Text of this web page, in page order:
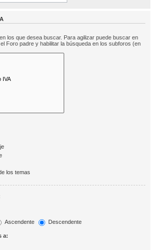
los que desea buscar. Para agilizar puede buscar en
Foro padre y habilitar la búsqueda en los subforos (en
los temas
Ascendente
Descendente
a: